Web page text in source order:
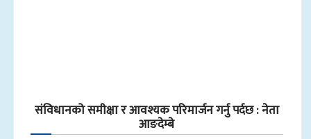
संविधानको समीक्षा र आवश्यक परिमार्जन गर्नु पर्दछ : नेता
आङदेम्बे